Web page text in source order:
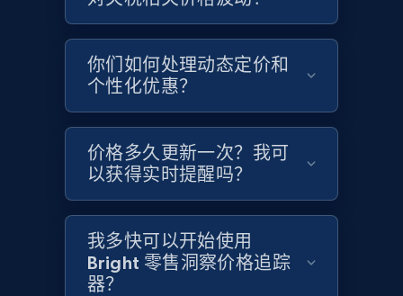
URL, Domain, Country code, Model number,
Sku, Product id, Product name, Manufacturer,
and more.
Home Depot US - Gather data on products
using specified keywords
URL, Domain, Country code, Model number,
Sku, Product id, Product name, Manufacturer,
and more.
你们如何处理动态定价和
个性化优惠？
价格多久更新一次？我可
以获得实时提醒吗？
我多快可以开始使用
Bright 零售洞察价格追踪
器？